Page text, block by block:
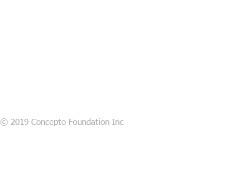
© 2019 Concepto Foundation Inc